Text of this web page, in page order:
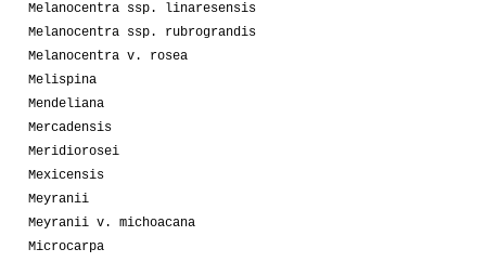
Melanocentra ssp. linaresensis
Melanocentra ssp. rubrograndis
Melanocentra v. rosea
Melispina
Mendeliana
Mercadensis
Meridiorosei
Mexicensis
Meyranii
Meyranii v. michoacana
Microcarpa